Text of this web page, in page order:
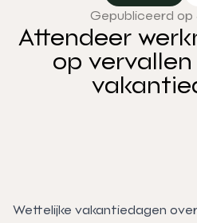
Gepubliceerd op
Attendeer
op
Wettelijke vakantiedagen